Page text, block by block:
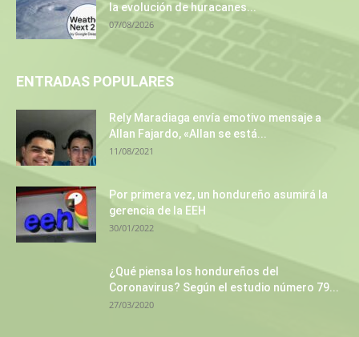
la evolución de huracanes...
07/08/2026
ENTRADAS POPULARES
Rely Maradiaga envía emotivo mensaje a
Allan Fajardo, «Allan se está...
11/08/2021
Por primera vez, un hondureño asumirá la
gerencia de la EEH
30/01/2022
¿Qué piensa los hondureños del
Coronavirus? Según el estudio número 79...
27/03/2020